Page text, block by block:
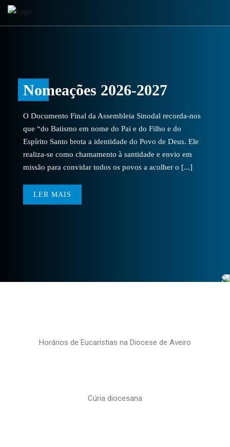
Nomeações 2026-2027
O Documento Final da Assembleia Sinodal recorda-nos
que “do Batismo em nome do Pai e do Filho e do
Espírito Santo brota a identidade do Povo de Deus. Ele
realiza-se como chamamento à santidade e envio em
missão para convidar todos os povos a acolher o [...]
LER MAIS
Horários de Eucaristias na Diocese de Aveiro
Cúria diocesana